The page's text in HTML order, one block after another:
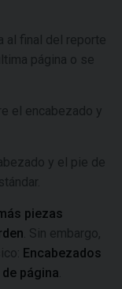
al final del reporte
página o se
el encabezado y
y el pie de
piezas
. Sin embargo,
Encabezados
página